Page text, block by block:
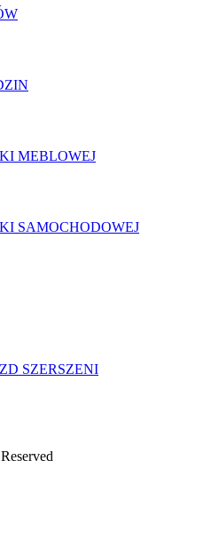
MEBLOWEJ
SAMOCHODOWEJ
SZERSZENI